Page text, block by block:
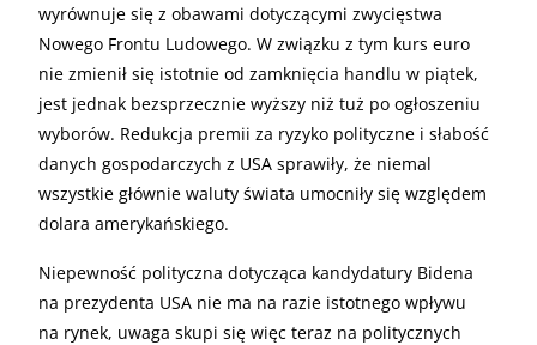
wyrównuje się z obawami dotyczącymi zwycięstwa
Nowego Frontu Ludowego. W związku z tym kurs euro
nie zmienił się istotnie od zamknięcia handlu w piątek,
jest jednak bezsprzecznie wyższy niż tuż po ogłoszeniu
wyborów. Redukcja premii za ryzyko polityczne i słabość
danych gospodarczych z USA sprawiły, że niemal
wszystkie głównie waluty świata umocniły się względem
dolara amerykańskiego.
Niepewność polityczna dotycząca kandydatury Bidena
na prezydenta USA nie ma na razie istotnego wpływu
na rynek, uwaga skupi się więc teraz na politycznych